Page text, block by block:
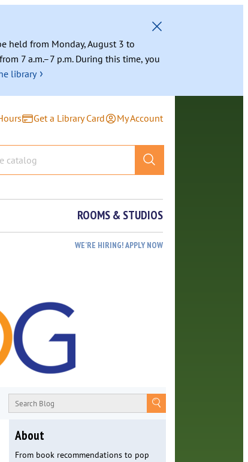
held from Monday, August 3 to
7 a.m.–7 p.m. During this time, you
library ›
Get a Library Card My Account
ROOMS & STUDIOS
WE’RE HIRING! APPLY NOW
About
From book recommendations to pop